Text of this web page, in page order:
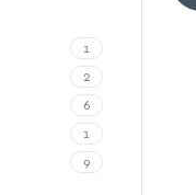
1
2
6
1
9